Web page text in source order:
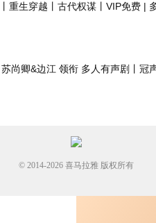
重生穿越丨古代权谋丨VIP免费 |
尚卿&边江 领衔 多人有声剧丨冠
© 2014-2026 喜马拉雅 版权所有